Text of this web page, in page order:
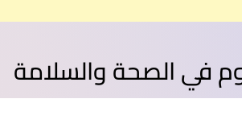
Malaysia's first and
في الصحة والسلامة